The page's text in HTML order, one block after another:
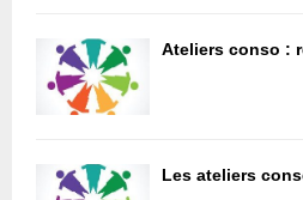
Ateliers conso :
Les ateliers